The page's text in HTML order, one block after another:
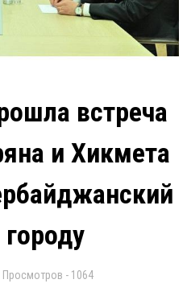
встреча
и Хикмета
городу
- 1064